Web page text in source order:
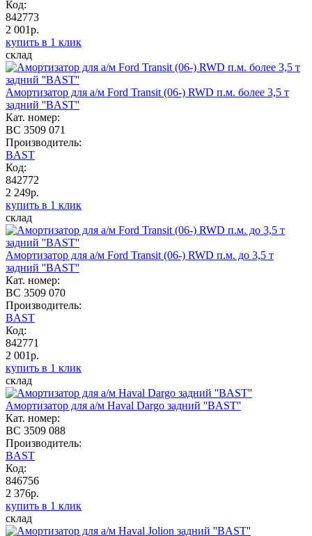
Код:
842773
2 001р.
купить в 1 клик
склад
Амортизатор для а/м Ford Transit (06-) RWD п.м. более 3,5 т
задний ''BAST''
Кат. номер:
BC 3509 071
Производитель:
BAST
Код:
842772
2 249р.
купить в 1 клик
склад
Амортизатор для а/м Ford Transit (06-) RWD п.м. до 3,5 т
задний ''BAST''
Кат. номер:
BC 3509 070
Производитель:
BAST
Код:
842771
2 001р.
купить в 1 клик
склад
Амортизатор для а/м Haval Dargo задний ''BAST''
Кат. номер:
BC 3509 088
Производитель:
BAST
Код:
846756
2 376р.
купить в 1 клик
склад